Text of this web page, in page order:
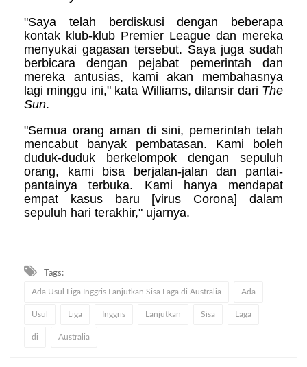
"Saya telah berdiskusi dengan beberapa
kontak klub-klub Premier League dan mereka
menyukai gagasan tersebut. Saya juga sudah
berbicara dengan pejabat pemerintah dan
mereka antusias, kami akan membahasnya
lagi minggu ini," kata Williams, dilansir dari The
Sun.
"Semua orang aman di sini, pemerintah telah
mencabut banyak pembatasan. Kami boleh
duduk-duduk berkelompok dengan sepuluh
orang, kami bisa berjalan-jalan dan pantai-
pantainya terbuka. Kami hanya mendapat
empat kasus baru [virus Corona] dalam
sepuluh hari terakhir," ujarnya.
Tags:
Ada Usul Liga Inggris Lanjutkan Sisa Laga di Australia Ada
Usul Liga Inggris Lanjutkan Sisa Laga
di Australia